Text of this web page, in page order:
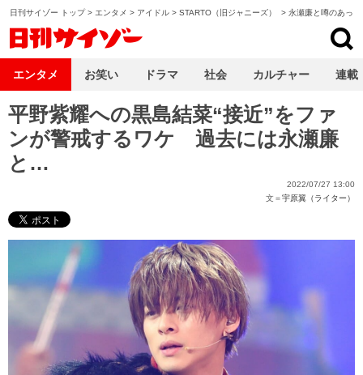
日刊サイゾー トップ> エンタメ > アイドル > STARTO（旧ジャニーズ） > 永瀬廉と噂のあっ
平野紫耀への黒島結菜“接近”をファ
ンが警戒するワケ 過去には永瀬廉
と…
2022/07/27 13:00
文＝宇原翼（ライター）
エンタメ お笑い ドラマ 社会 カルチャー 連載